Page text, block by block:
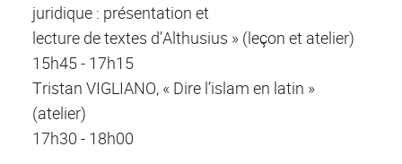
juridique : présentation et
lecture de textes d’Althusius » (leçon et atelier)
15h45 - 17h15
Tristan VIGLIANO, « Dire l’islam en latin »
(atelier)
17h30 - 18h00